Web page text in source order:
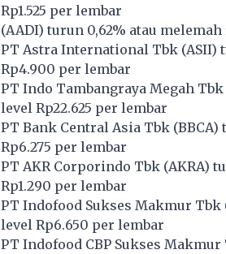
Rp1.525 per lembar
(AADI) turun 0,62% atau
PT Astra International Tbk (ASII)
Rp4.900 per lembar
PT Indo Tambangraya Megah Tbk
level Rp22.625 per lembar
PT Bank Central Asia Tbk (BBCA)
Rp6.275 per lembar
PT AKR Corporindo Tbk (AKRA)
Rp1.290 per lembar
PT Indofood Sukses Makmur Tbk
level Rp6.650 per lembar
PT Indofood CBP Sukses Makmur